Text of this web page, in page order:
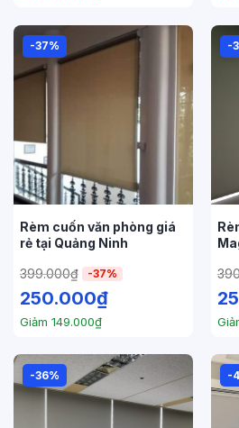
-37%
Rèm cuốn văn phòng giá
rẻ tại Quảng Ninh
399.000₫ -37%
250.000₫
Giảm 149.000₫
-
-36% -